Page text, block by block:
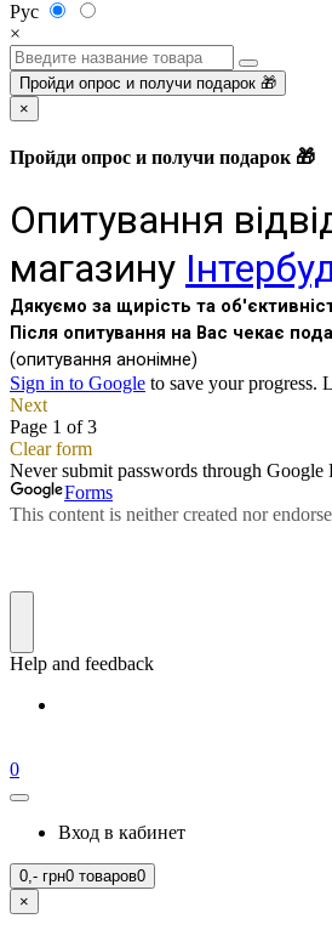
Рус
×
Пройди опрос и получи подарок 🎁
×
Пройди опрос и получи подарок 🎁
0
Вход в кабинет
0,- грн0 товаров0
×